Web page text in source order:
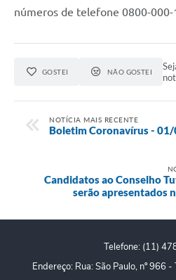
PROCON SR
Sala do Empreendedor -
SEBRAE Aqui
Secretaria de Saúde
2ª Via de Tributos
FAQ - Perguntas frequentes
números de telefone 0800-
GOSTEI NÃO GOSTEI
NOTÍCIA MAIS RECENTE
Boletim Coronavírus -
Candidatos ao Conselho
serão apresentados
Telefone: (11)
Endereço: Rua: São Paulo, nº 966